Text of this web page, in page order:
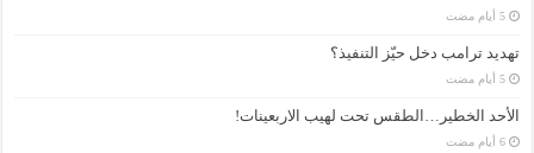
‏5 أيام مضت
تهديد ترامب دخل حيّز التنفيذ؟
‏5 أيام مضت
الأحد الخطير…الطقس تحت لهيب الاربعينات!
‏6 أيام مضت